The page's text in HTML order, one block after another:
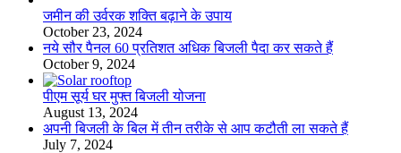
जमीन की उर्वरक शक्ति बढ़ाने के उपाय
October 23, 2024
नये सौर पैनल 60 प्रतिशत अधिक बिजली पैदा कर सकते हैं
October 9, 2024
पीएम सूर्य घर मुफ्त बिजली योजना
August 13, 2024
अपनी बिजली के बिल में तीन तरीके से आप कटौती ला सकते हैं
July 7, 2024